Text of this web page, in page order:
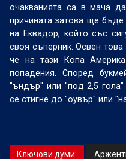
очакванията са в мача
причината затова ще бъде
на Еквадор, който със
своя съперник. Освен
че на тази Копа
попадения. Според
"ъндър" или "под 2,5
се стигне до "оувър" или
Ключови думи: